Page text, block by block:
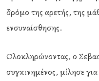
δρόμο της αρετής, της
ενσυναίσθησης.
Ολοκληρώνοντας, ο
συγκινημένος, μίλησε